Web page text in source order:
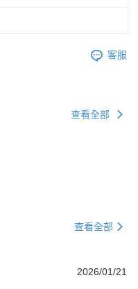
客服
查看全部
查看全部
2026/01/21